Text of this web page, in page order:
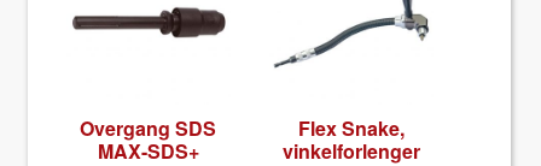
Over­gang SDS
MAX-SDS+
Flex Snake,
vinkelfor­lenger